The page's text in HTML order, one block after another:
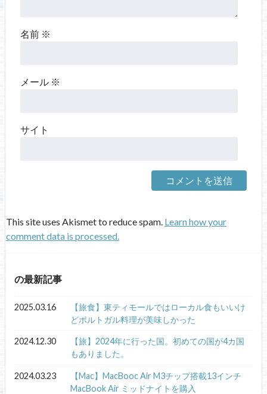
名前 ※
メール ※
サイト
This site uses Akismet to reduce spam. Learn how your
comment data is processed.
の最新記事
2025.03.16
【旅食】東ティモールではローカル食もいいけ
どポルトガル料理が美味しかった
2024.12.30
【旅】2024年に行った国。初めての国が4カ国
もありました。
2024.03.23
【Mac】MacBooc Air M3チップ搭載13インチ
MacBook Air ミッドナイトを購入